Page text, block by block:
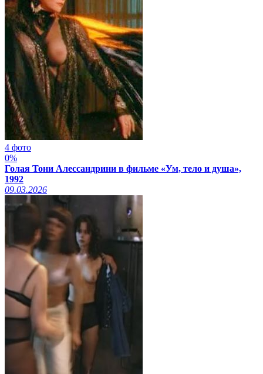
4 фото
0%
Голая Тони Алессандрини в фильме «Ум, тело и душа»,
1992
09.03.2026